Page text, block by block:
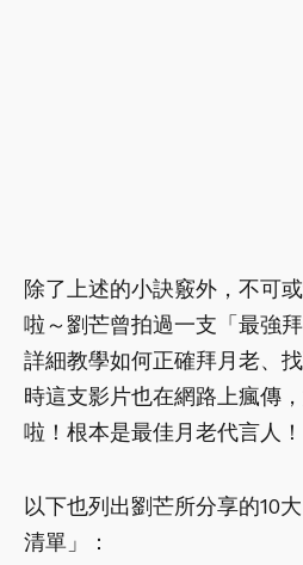
除了上述的小訣竅外，不可
啦～劉芒曾拍過一支「最強
詳細教學如何正確拜月老、
時這支影片也在網路上瘋傳
啦！根本是最佳月老代言人！
以下也列出劉芒所分享的10
清單」：